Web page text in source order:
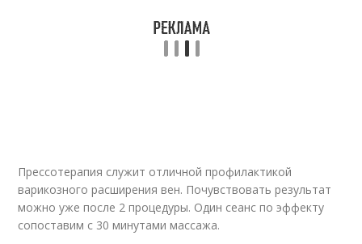
Прессотерапия служит отличной профилактикой
варикозного расширения вен. Почувствовать результат
можно уже после 2 процедуры. Один сеанс по эффекту
сопоставим с 30 минутами массажа.